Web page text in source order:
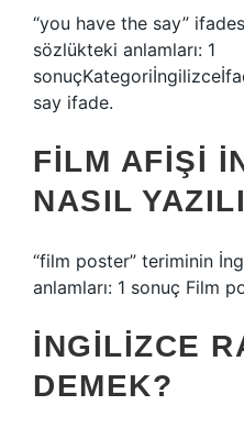
“you have the say”
sözlükteki anlamları: 1
say ifade.
FILM AFIŞI
NASIL
“film poster” teriminin
anlamları: 1 sonuç Film
İNGILIZCE
DEMEK?